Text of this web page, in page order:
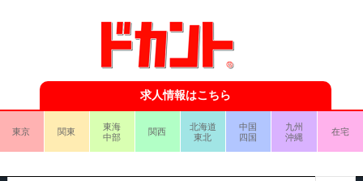
求人情報はこちら
東京 関東
東海
中部
関西
北海道
東北
中国
四国
九州
沖縄
在宅